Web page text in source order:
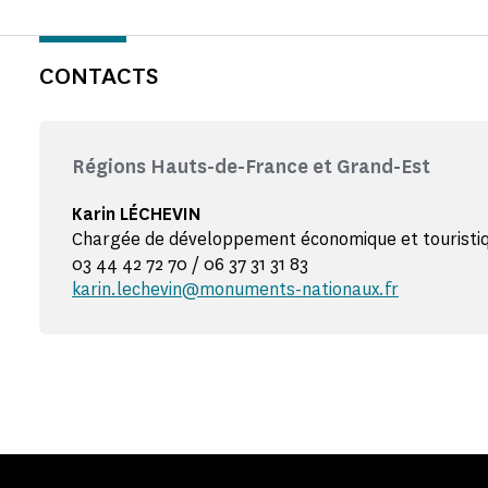
CONTACTS
Régions Hauts-de-France et Grand-Est
Karin LÉCHEVIN
Chargée de développement économique et
03 44 42 72 70 / 06 37 31 31 83
karin.lechevin@monuments-nationaux.fr